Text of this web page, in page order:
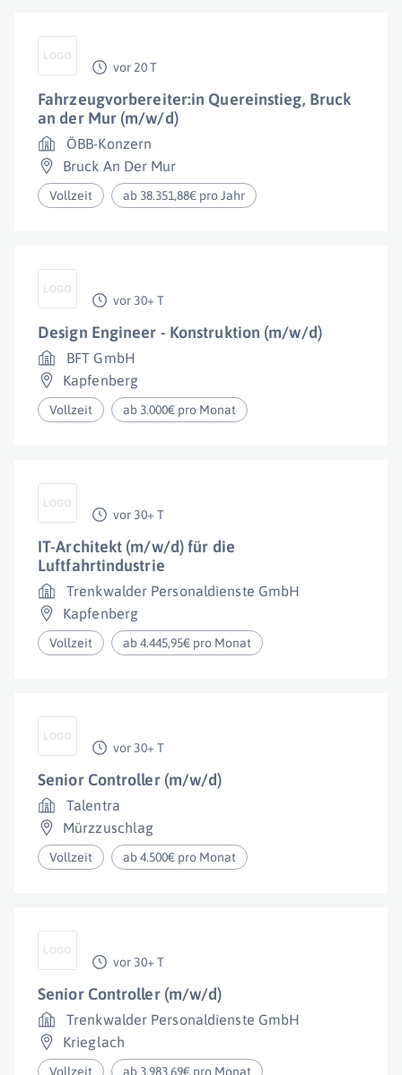
vor 20 T
Fahrzeugvorbereiter:in Quereinstieg, Bruck
an der Mur (m/w/d)
ÖBB-Konzern
Bruck An Der Mur
Vollzeit ab 38.351,88€ pro Jahr
vor 30+ T
Design Engineer - Konstruktion (m/w/d)
BFT GmbH
Kapfenberg
Vollzeit ab 3.000€ pro Monat
vor 30+ T
IT-Architekt (m/w/d) für die
Luftfahrtindustrie
Trenkwalder Personaldienste GmbH
Kapfenberg
Vollzeit ab 4.445,95€ pro Monat
vor 30+ T
Senior Controller (m/w/d)
Talentra
Mürzzuschlag
Vollzeit ab 4.500€ pro Monat
vor 30+ T
Senior Controller (m/w/d)
Trenkwalder Personaldienste GmbH
Krieglach
Vollzeit ab 3.983,69€ pro Monat